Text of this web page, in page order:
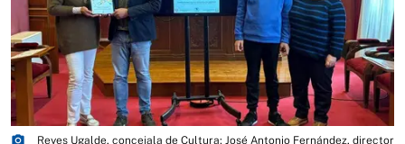
photo_camera
Reyes Ugalde, concejala de Cultura; José Antonio Fernández, director